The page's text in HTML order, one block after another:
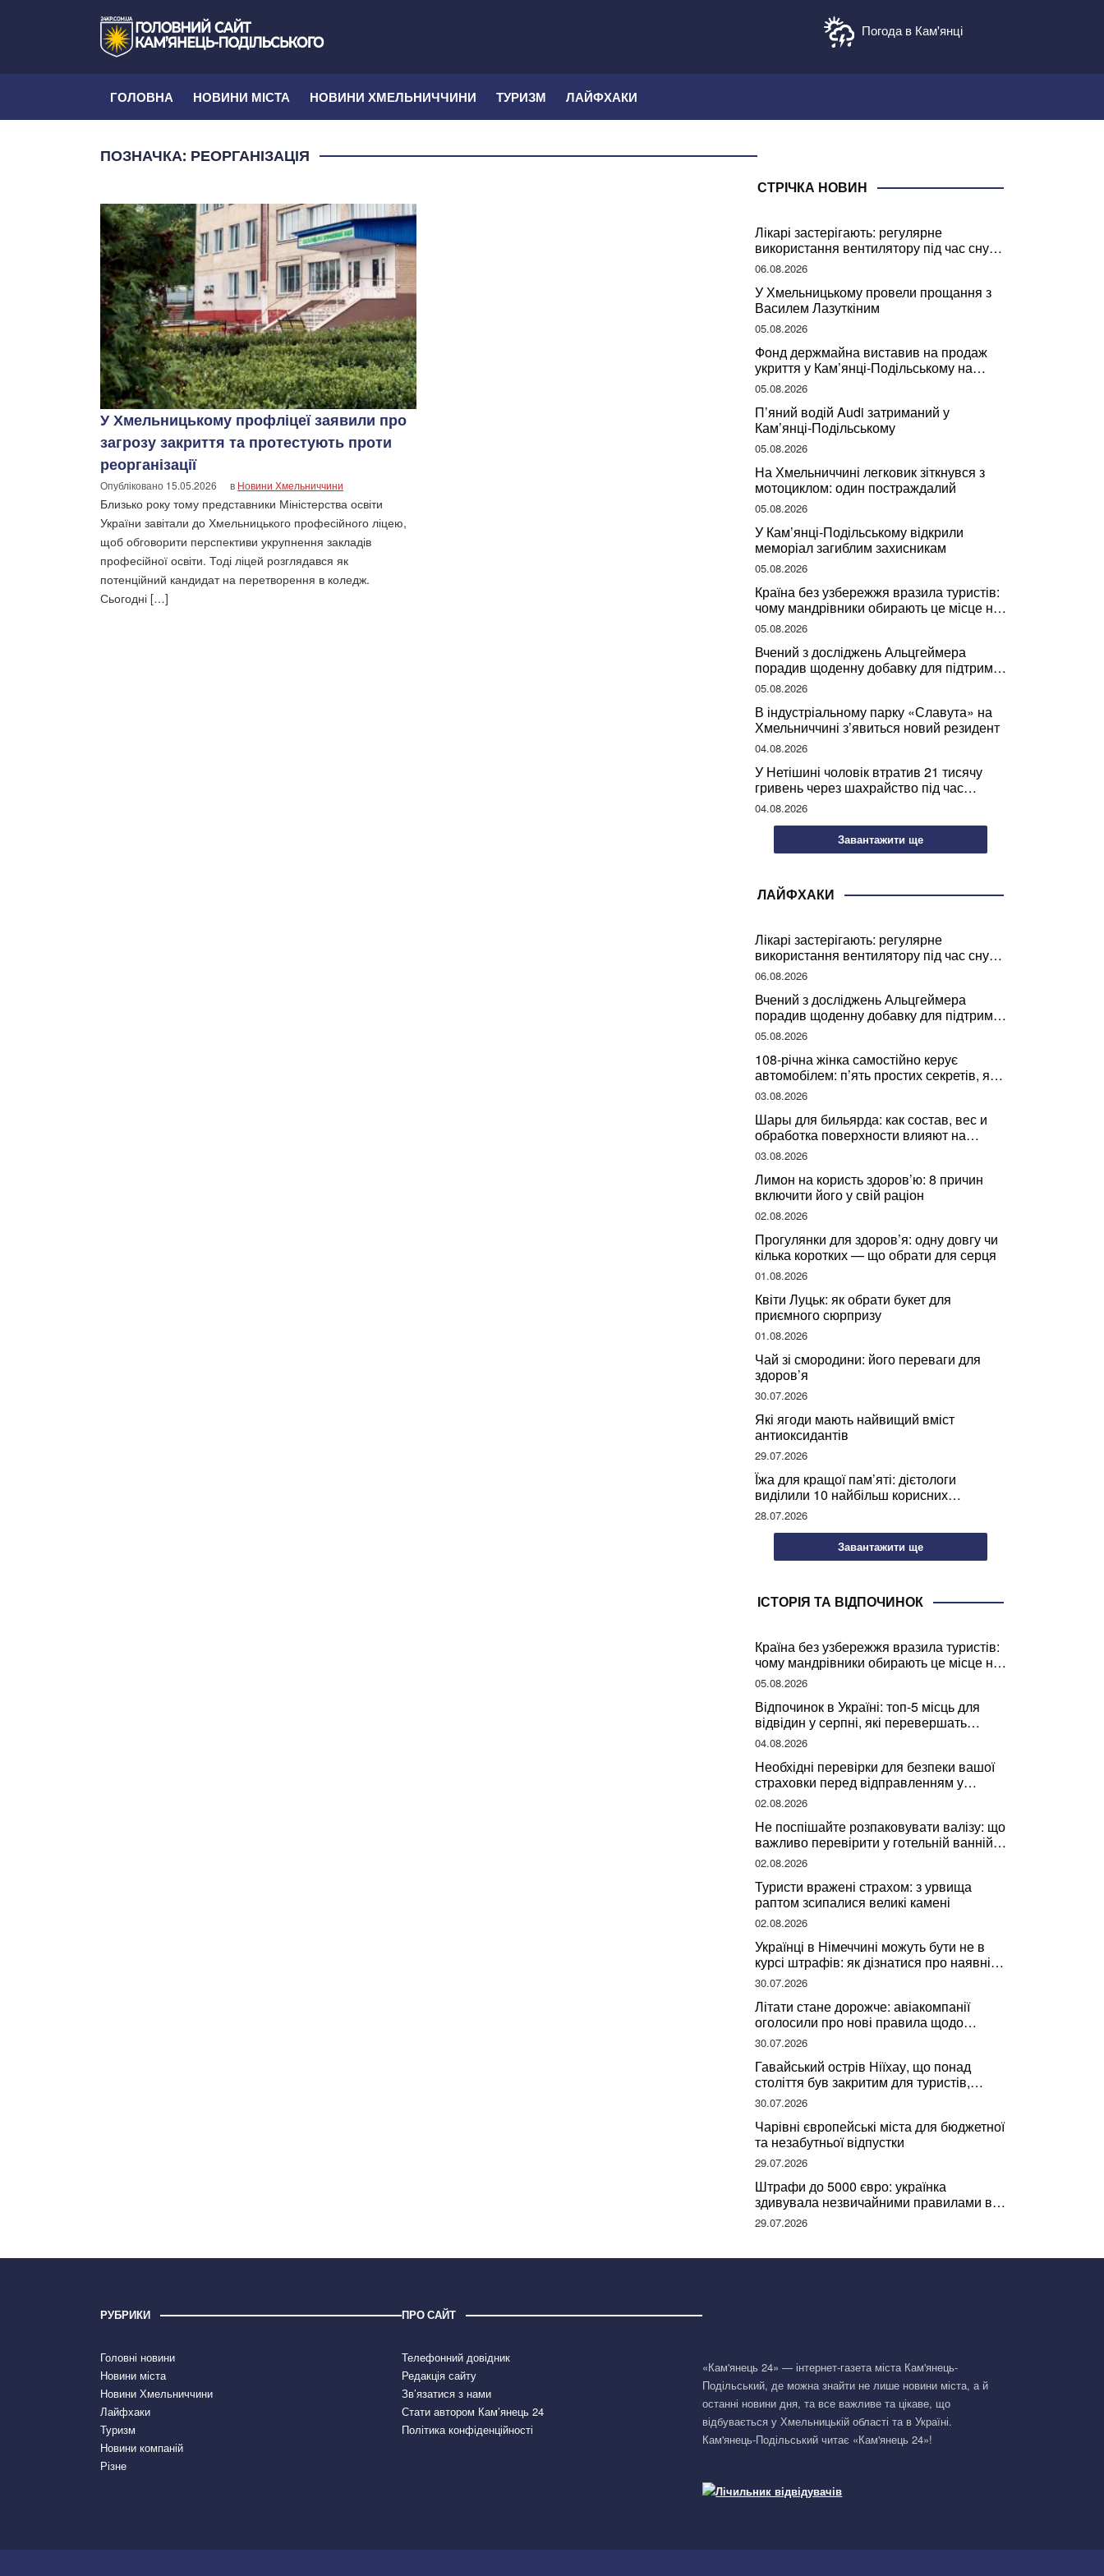
Погода в Кам'янці
ГОЛОВНА НОВИНИ МІСТА НОВИНИ ХМЕЛЬНИЧЧИНИ ТУРИЗМ ЛАЙФХАКИ
ПОЗНАЧКА: РЕОРГАНІЗАЦІЯ
У Хмельницькому профліцеї заявили про
загрозу закриття та протестують проти
реорганізації
Опубліковано 15.05.2026 в Новини Хмельниччини
Близько року тому представники Міністерства освіти
України завітали до Хмельницького професійного ліцею,
щоб обговорити перспективи укрупнення закладів
професійної освіти. Тоді ліцей розглядався як
потенційний кандидат на перетворення в коледж.
Сьогодні […]
СТРІЧКА НОВИН
Лікарі застерігають: регулярне
використання вентилятору під час сну
може негативно вплинути на ваше
здоров’я
06.08.2026
У Хмельницькому провели прощання з
Василем Лазуткіним
05.08.2026
Фонд держмайна виставив на продаж
укриття у Кам’янці-Подільському на
Хмельниччині
05.08.2026
П’яний водій Audi затриманий у
Кам’янці-Подільському
05.08.2026
На Хмельниччині легковик зіткнувся з
мотоциклом: один постраждалий
05.08.2026
У Кам’янці-Подільському відкрили
меморіал загиблим захисникам
05.08.2026
Країна без узбережжя вразила туристів:
чому мандрівники обирають це місце на
відпочинок
05.08.2026
Вчений з досліджень Альцгеймера
порадив щоденну добавку для підтримки
мозкової діяльності
05.08.2026
В індустріальному парку «Славута» на
Хмельниччині з’явиться новий резидент
04.08.2026
У Нетішині чоловік втратив 21 тисячу
гривень через шахрайство під час
покупки дров
04.08.2026
Завантажити ще
ЛАЙФХАКИ
Лікарі застерігають: регулярне
використання вентилятору під час сну
може негативно вплинути на ваше
здоров’я
06.08.2026
Вчений з досліджень Альцгеймера
порадив щоденну добавку для підтримки
мозкової діяльності
05.08.2026
108-річна жінка самостійно керує
автомобілем: п’ять простих секретів, які
допомогли їй дожити до століття
03.08.2026
Шары для бильярда: как состав, вес и
обработка поверхности влияют на
динамику игры
03.08.2026
Лимон на користь здоров’ю: 8 причин
включити його у свій раціон
02.08.2026
Прогулянки для здоров’я: одну довгу чи
кілька коротких — що обрати для серця
01.08.2026
Квіти Луцьк: як обрати букет для
приємного сюрпризу
01.08.2026
Чай зі смородини: його переваги для
здоров’я
30.07.2026
Які ягоди мають найвищий вміст
антиоксидантів
29.07.2026
Їжа для кращої пам’яті: дієтологи
виділили 10 найбільш корисних
продуктів
28.07.2026
Завантажити ще
ІСТОРІЯ ТА ВІДПОЧИНОК
Країна без узбережжя вразила туристів:
чому мандрівники обирають це місце на
відпочинок
05.08.2026
Відпочинок в Україні: топ-5 місць для
відвідин у серпні, які перевершать
закордонні враження
04.08.2026
Необхідні перевірки для безпеки вашої
страховки перед відправленням у
подорож
02.08.2026
Не поспішайте розпаковувати валізу: що
важливо перевірити у готельній ванній
за словами досвідченої мандрівниці
02.08.2026
Туристи вражені страхом: з урвища
раптом зсипалися великі камені
02.08.2026
Українці в Німеччині можуть бути не в
курсі штрафів: як дізнатися про наявні
борги
30.07.2026
Літати стане дорожче: авіакомпанії
оголосили про нові правила щодо
вибору місць
30.07.2026
Гавайський острів Ніїхау, що понад
століття був закритим для туристів,
починає приймати перших відвідувачів
30.07.2026
Чарівні європейські міста для бюджетної
та незабутньої відпустки
29.07.2026
Штрафи до 5000 євро: українка
здивувала незвичайними правилами в
Німеччині та поділилася правдою
29.07.2026
РУБРИКИ
Головні новини
Новини міста
Новини Хмельниччини
Лайфхаки
Туризм
Новини компаній
Різне
ПРО САЙТ
Телефонний довідник
Редакція сайту
Зв’язатися з нами
Стати автором Кам’янець 24
Політика конфіденційності
«Кам'янець 24» — інтернет-газета міста Кам'янець-
Подільський, де можна знайти не лише новини міста, а й
останні новини дня, та все важливе та цікаве, що
відбувається у Хмельницькій області та в Україні.
Кам'янець-Подільський читає «Кам'янець 24»!